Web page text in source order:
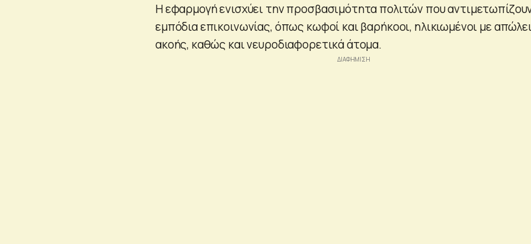
Η εφαρμογή ενισχύει την προσβασιμότητα πολιτών που
εμπόδια επικοινωνίας, όπως κωφοί και βαρήκοοι, ηλικιωμένοι με
ακοής, καθώς και νευροδιαφορετικά άτομα.